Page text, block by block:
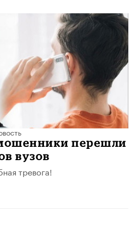
перешли
вузов
тревога!